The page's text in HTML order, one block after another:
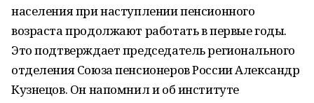
населения при наступлении пенсионного
возраста продолжают работать в первые годы.
Это подтверждает председатель регионального
отделения Союза пенсионеров России Александр
Кузнецов. Он напомнил и об институте